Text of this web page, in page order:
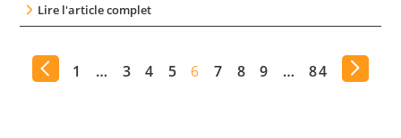
Lire l'article complet
1 … 3 4 5 6 7 8 9 … 84